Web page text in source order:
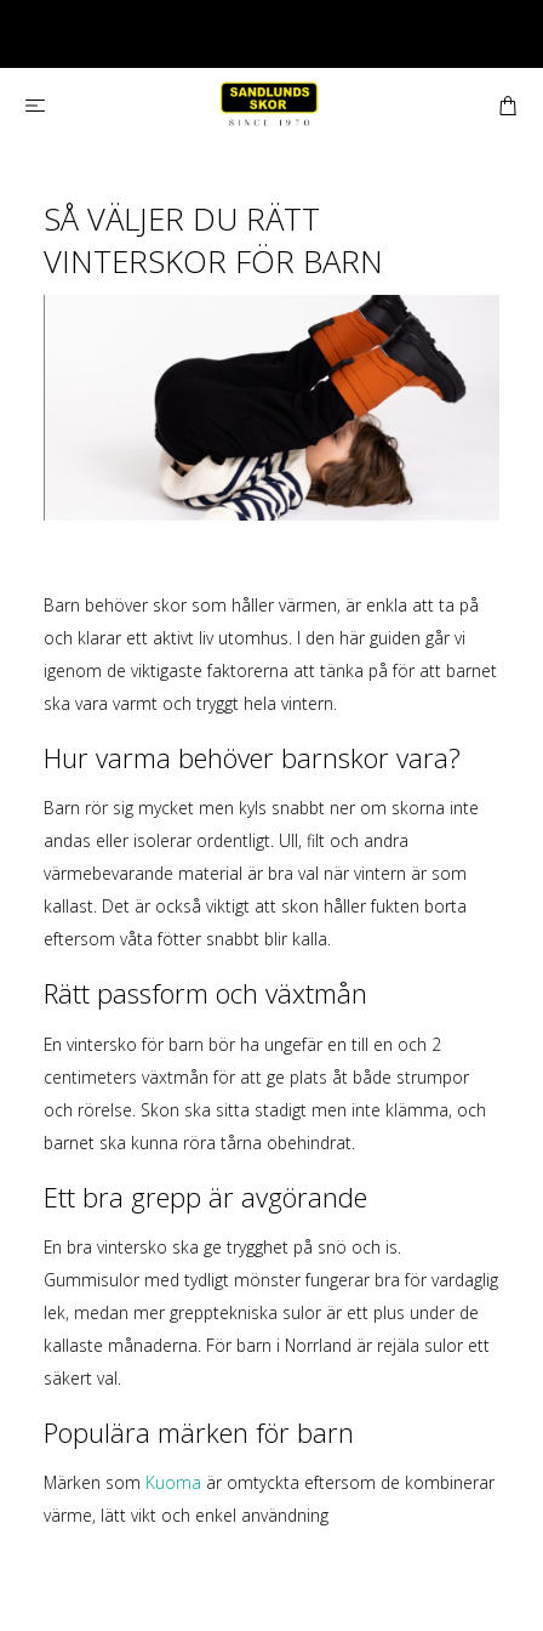
SÅ VÄLJER DU RÄTT
VINTERSKOR FÖR BARN
Barn behöver skor som håller värmen, är enkla att ta på
och klarar ett aktivt liv utomhus. I den här guiden går vi
igenom de viktigaste faktorerna att tänka på för att barnet
ska vara varmt och tryggt hela vintern.
Hur varma behöver barnskor vara?
Barn rör sig mycket men kyls snabbt ner om skorna inte
andas eller isolerar ordentligt. Ull, filt och andra
värmebevarande material är bra val när vintern är som
kallast. Det är också viktigt att skon håller fukten borta
eftersom våta fötter snabbt blir kalla.
Rätt passform och växtmån
En vintersko för barn bör ha ungefär en till en och 2
centimeters växtmån för att ge plats åt både strumpor
och rörelse. Skon ska sitta stadigt men inte klämma, och
barnet ska kunna röra tårna obehindrat.
Ett bra grepp är avgörande
En bra vintersko ska ge trygghet på snö och is.
Gummisulor med tydligt mönster fungerar bra för vardaglig
lek, medan mer grepptekniska sulor är ett plus under de
kallaste månaderna. För barn i Norrland är rejäla sulor ett
säkert val.
Populära märken för barn
Märken som Kuoma är omtyckta eftersom de kombinerar
värme, lätt vikt och enkel användning